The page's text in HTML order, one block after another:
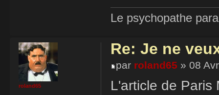
Le psychopathe
Re: Je ne
par roland65 » 08
L'article de
roland65